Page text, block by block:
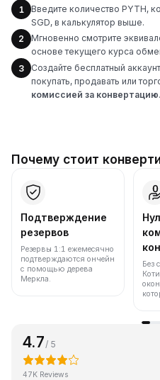
1
Введите количество PYTH,
SGD, в калькулятор выше.
2
Мгновенно смотрите
основе текущего курса
3
Создайте бесплатный
покупать, продавать или
комиссией за конвертацию.
Почему стоит
Подтверждение
резервов
Резервы 1:1 ежемесячно
подтверждаются ончейн
с помощью дерева
Меркла.
Без
4.7 / 5
47K Reviews